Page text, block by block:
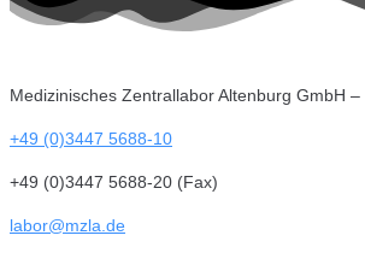
Medizinisches Zentrallabor Altenburg GmbH –
+49 (0)3447 5688-10
+49 (0)3447 5688-20 (Fax)
labor@mzla.de